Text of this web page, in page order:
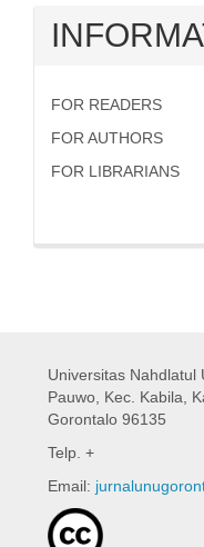
FOR READERS
FOR AUTHORS
FOR LIBRARIANS
Universitas Nahdlatul
Pauwo, Kec. Kabila,
Gorontalo 96135
Telp. +
Email: